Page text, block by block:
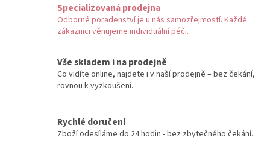
Specializovaná prodejna
Odborné poradenství je u nás samozřejmostí. Každé
zákaznici věnujeme individuální péči.
Vše skladem i na prodejně
Co vidíte online, najdete i v naší prodejně – bez čekání,
rovnou k vyzkoušení.
Rychlé doručení
Zboží odesíláme do 24 hodin - bez zbytečného čekání.